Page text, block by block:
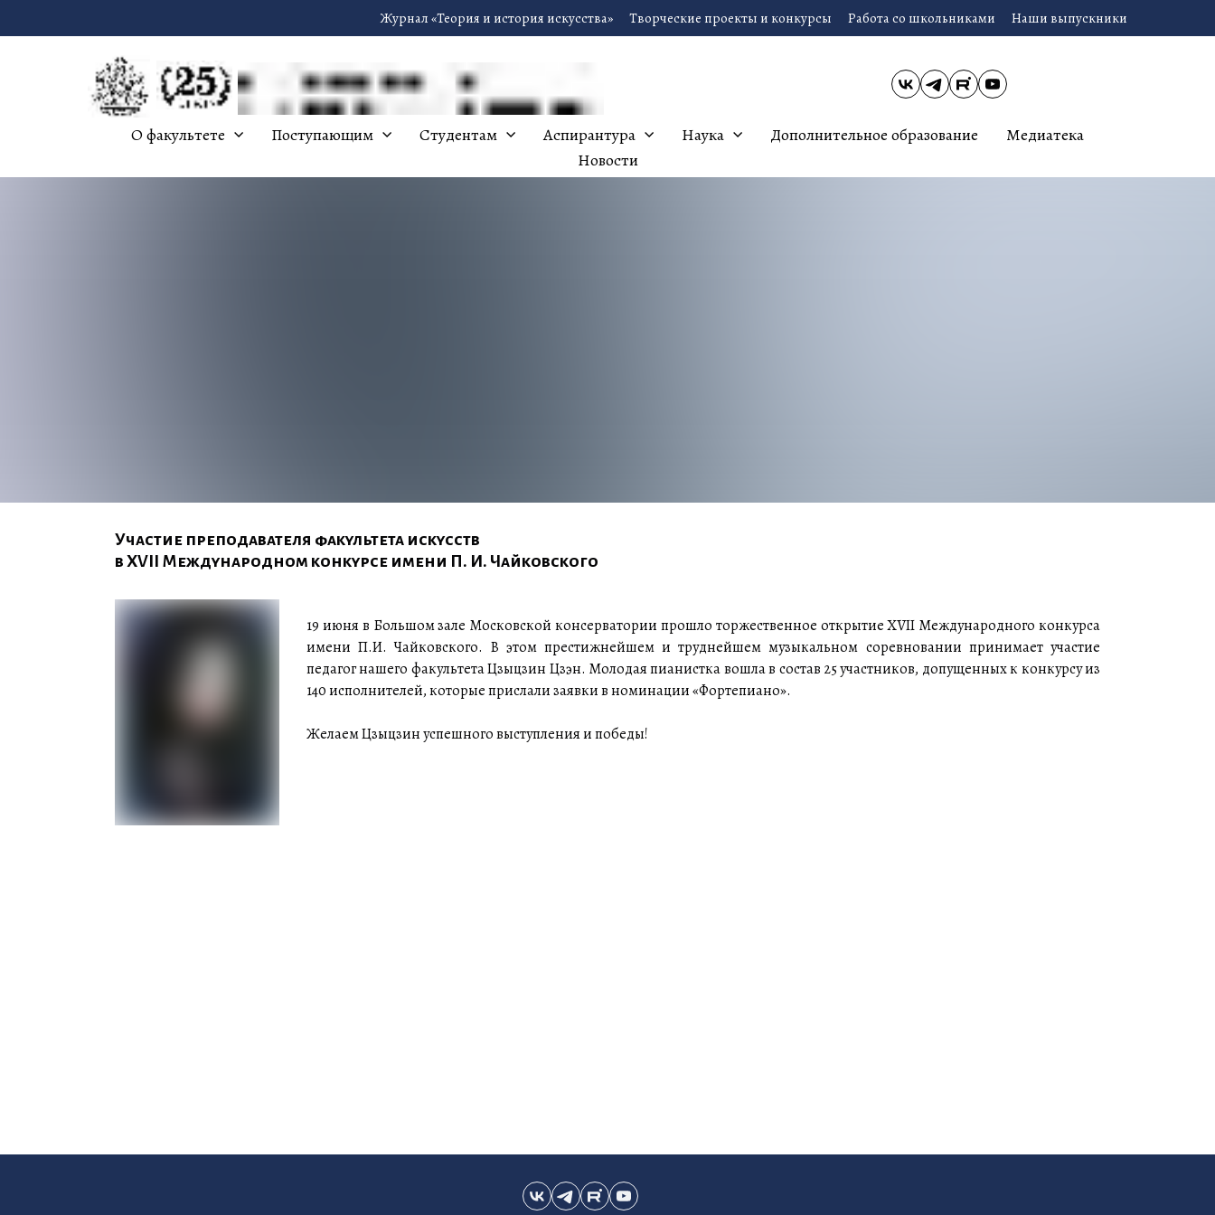
Журнал «Теория и история искусства» Творческие проекты и конкурсы Работа со школьниками Наши выпускники
О факультете Поступающим Студентам Аспирантура Наука Дополнительное образование
Медиатека
Новости
19 июня в Большом зале Московской консерватории прошло торжественное открытие XVII Международного конкурса
имени П.И. Чайковского. В этом престижнейшем и труднейшем музыкальном соревновании принимает участие
педагог нашего факультета Цзыцзин Цзэн. Молодая пианистка вошла в состав 25 участников, допущенных к конкурсу из
140 исполнителей, которые прислали заявки в номинации «Фортепиано».
Желаем Цзыцзин успешного выступления и победы!
Участие преподавателя факультета искусств
в XVII Международном конкурсе имени П. И. Чайковского